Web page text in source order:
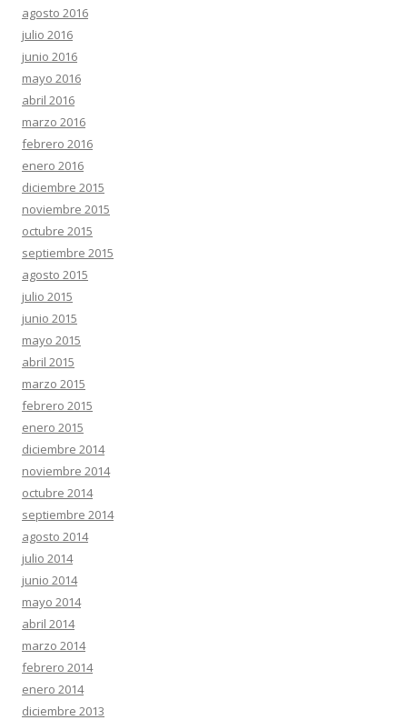
agosto 2016
julio 2016
junio 2016
mayo 2016
abril 2016
marzo 2016
febrero 2016
enero 2016
diciembre 2015
noviembre 2015
octubre 2015
septiembre 2015
agosto 2015
julio 2015
junio 2015
mayo 2015
abril 2015
marzo 2015
febrero 2015
enero 2015
diciembre 2014
noviembre 2014
octubre 2014
septiembre 2014
agosto 2014
julio 2014
junio 2014
mayo 2014
abril 2014
marzo 2014
febrero 2014
enero 2014
diciembre 2013